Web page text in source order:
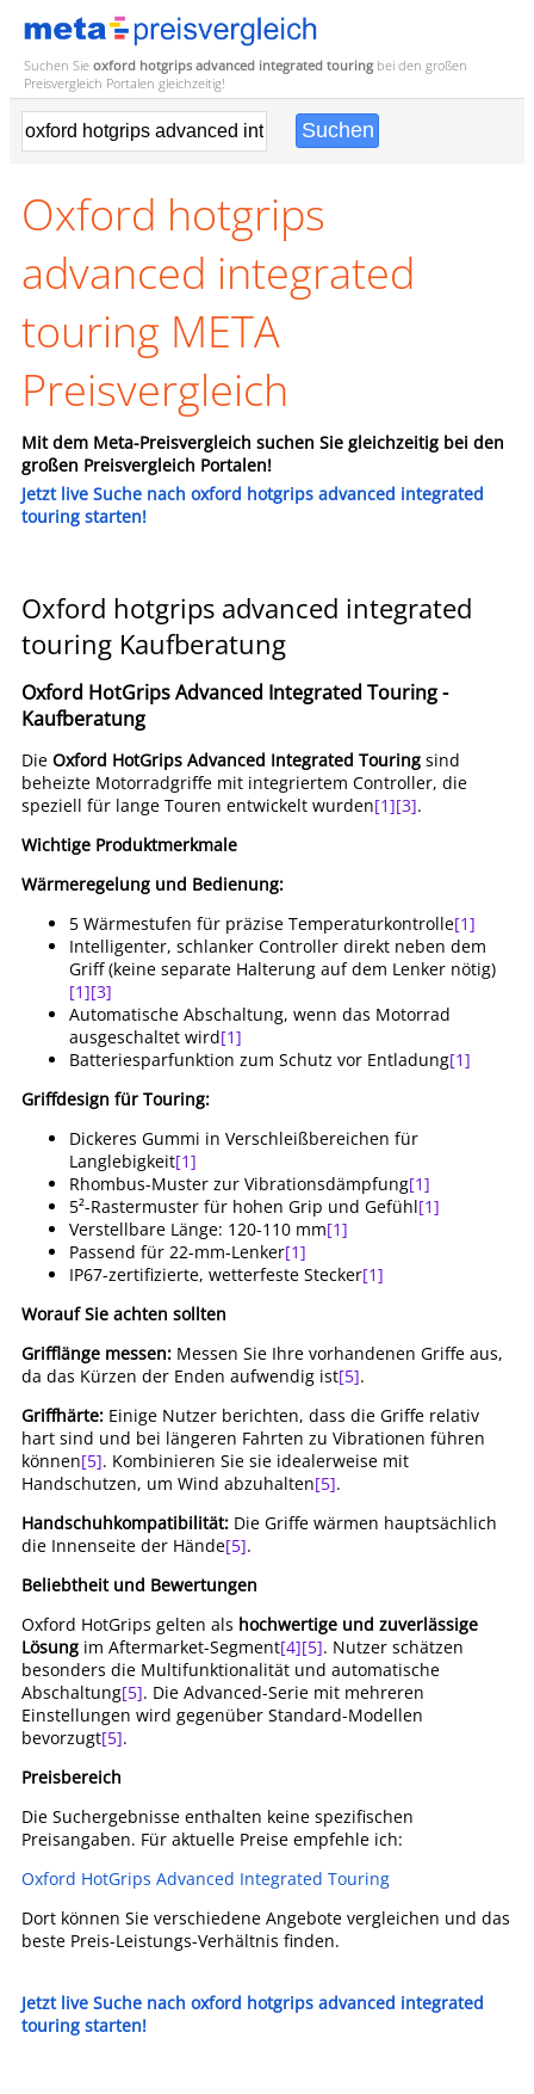
Suchen Sie oxford hotgrips advanced integrated touring bei den großen
Preisvergleich Portalen gleichzeitig!
Oxford hotgrips
advanced integrated
touring META
Preisvergleich
Mit dem Meta-Preisvergleich suchen Sie gleichzeitig bei den
großen Preisvergleich Portalen!
Jetzt live Suche nach oxford hotgrips advanced integrated
touring starten!
Oxford hotgrips advanced integrated
touring Kaufberatung
Oxford HotGrips Advanced Integrated Touring -
Kaufberatung
Die Oxford HotGrips Advanced Integrated Touring sind
beheizte Motorradgriffe mit integriertem Controller, die
speziell für lange Touren entwickelt wurden[1][3].
Wichtige Produktmerkmale
Wärmeregelung und Bedienung:
5 Wärmestufen für präzise Temperaturkontrolle[1]
Intelligenter, schlanker Controller direkt neben dem
Griff (keine separate Halterung auf dem Lenker nötig)
[1][3]
Automatische Abschaltung, wenn das Motorrad
ausgeschaltet wird[1]
Batteriesparfunktion zum Schutz vor Entladung[1]
Griffdesign für Touring:
Dickeres Gummi in Verschleißbereichen für
Langlebigkeit[1]
Rhombus-Muster zur Vibrationsdämpfung[1]
5²-Rastermuster für hohen Grip und Gefühl[1]
Verstellbare Länge: 120-110 mm[1]
Passend für 22-mm-Lenker[1]
IP67-zertifizierte, wetterfeste Stecker[1]
Worauf Sie achten sollten
Grifflänge messen: Messen Sie Ihre vorhandenen Griffe aus,
da das Kürzen der Enden aufwendig ist[5].
Griffhärte: Einige Nutzer berichten, dass die Griffe relativ
hart sind und bei längeren Fahrten zu Vibrationen führen
können[5]. Kombinieren Sie sie idealerweise mit
Handschutzen, um Wind abzuhalten[5].
Handschuhkompatibilität: Die Griffe wärmen hauptsächlich
die Innenseite der Hände[5].
Beliebtheit und Bewertungen
Oxford HotGrips gelten als hochwertige und zuverlässige
Lösung im Aftermarket-Segment[4][5]. Nutzer schätzen
besonders die Multifunktionalität und automatische
Abschaltung[5]. Die Advanced-Serie mit mehreren
Einstellungen wird gegenüber Standard-Modellen
bevorzugt[5].
Preisbereich
Die Suchergebnisse enthalten keine spezifischen
Preisangaben. Für aktuelle Preise empfehle ich:
Oxford HotGrips Advanced Integrated Touring
Dort können Sie verschiedene Angebote vergleichen und das
beste Preis-Leistungs-Verhältnis finden.
Jetzt live Suche nach oxford hotgrips advanced integrated
touring starten!